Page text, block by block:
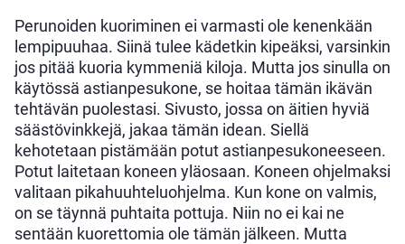
Perunoiden kuoriminen ei varmasti ole kenenkään
lempipuuhaa. Siinä tulee kädetkin kipeäksi, varsinkin
jos pitää kuoria kymmeniä kiloja. Mutta jos sinulla on
käytössä astianpesukone, se hoitaa tämän ikävän
tehtävän puolestasi. Sivusto, jossa on äitien hyviä
säästövinkkejä, jakaa tämän idean. Siellä
kehotetaan pistämään potut astianpesukoneeseen.
Potut laitetaan koneen yläosaan. Koneen ohjelmaksi
valitaan pikahuuhteluohjelma. Kun kone on valmis,
on se täynnä puhtaita pottuja. Niin no ei kai ne
sentään kuorettomia ole tämän jälkeen. Mutta